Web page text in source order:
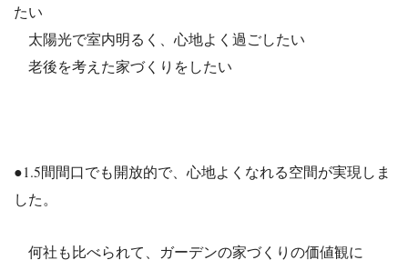
たい
太陽光で室内明るく、心地よく過ごしたい
老後を考えた家づくりをしたい
●1.5間間口でも開放的で、心地よくなれる空間が実現しま
した。
何社も比べられて、ガーデンの家づくりの価値観に